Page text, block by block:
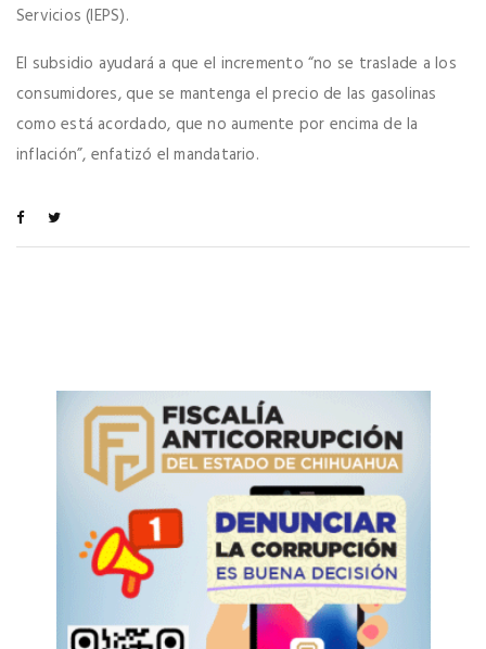
Servicios (IEPS).
El subsidio ayudará a que el incremento “no se traslade a los
consumidores, que se mantenga el precio de las gasolinas
como está acordado, que no aumente por encima de la
inflación”, enfatizó el mandatario.